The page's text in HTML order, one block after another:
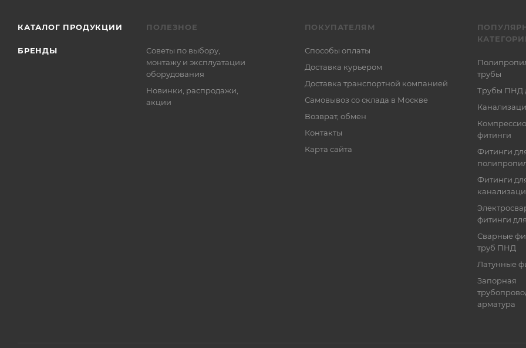
КАТАЛОГ ПРОДУКЦИИ
БРЕНДЫ
ПОЛЕЗНОЕ
Советы по выбору,
монтажу и эксплуатации
оборудования
Новинки, распродажи,
акции
ПОКУПАТЕЛЯМ
Способы оплаты
Доставка курьером
Доставка транспортной компанией
Самовывоз со склада в Москве
Возврат, обмен
Контакты
Карта сайта
трубы
Трубы ПНД
фитинги
Фитинги
Фитинги
фитинги
Сварные
труб ПНД
Латунные
Запорная
арматура